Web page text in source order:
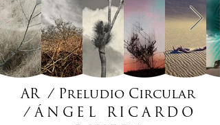
AR / Preludio Circular
/ÁNGEL RICARDO